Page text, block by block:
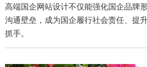
高端国企网站设计不仅能强化国企品牌
沟通壁垒，成为国企履行社会责任、提
抓手。